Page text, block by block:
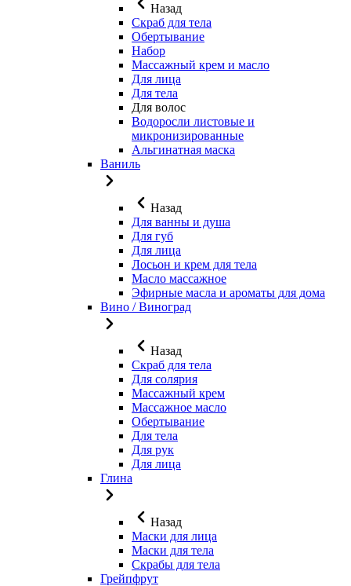
Назад
Скраб для тела
Обертывание
Набор
Массажный крем и масло
Для лица
Для тела
Для волос
Водоросли листовые и
микронизированные
Альгинатная маска
Ваниль
Назад
Для ванны и душа
Для губ
Для лица
Лосьон и крем для тела
Масло массажное
Эфирные масла и ароматы для дома
Вино / Виноград
Назад
Скраб для тела
Для солярия
Массажный крем
Массажное масло
Обертывание
Для тела
Для рук
Для лица
Глина
Назад
Маски для лица
Маски для тела
Скрабы для тела
Грейпфрут